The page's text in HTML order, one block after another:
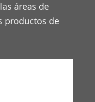
áreas de
productos de